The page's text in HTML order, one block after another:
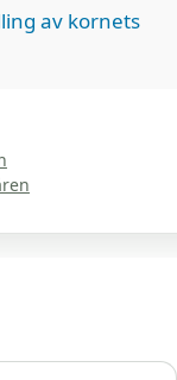
av kornets